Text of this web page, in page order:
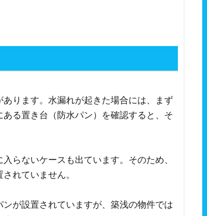
ります。水漏れが起きた場合には、まず
る置き台（防水パン）を確認すると、そ
らないケースも出ています。そのため、
れていません。
が設置されていますが、築浅の物件では